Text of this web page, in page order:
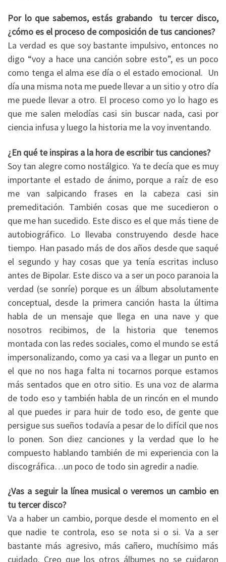
Por lo que sabemos, estás grabando tu tercer disco,
¿cómo es el proceso de composición de tus canciones?
La verdad es que soy bastante impulsivo, entonces no
digo “voy a hace una canción sobre esto”, es un poco
como tenga el alma ese día o el estado emocional. Un
día una misma nota me puede llevar a un sitio y otro día
me puede llevar a otro. El proceso como yo lo hago es
que me salen melodías casi sin buscar nada, casi por
ciencia infusa y luego la historia me la voy inventando.
¿En qué te inspiras a la hora de escribir tus canciones?
Soy tan alegre como nostálgico. Ya te decía que es muy
importante el estado de ánimo, porque a raíz de eso
me van salpicando frases en la cabeza casi sin
premeditación. También cosas que me sucedieron o
que me han sucedido. Este disco es el que más tiene de
autobiográfico. Lo llevaba construyendo desde hace
tiempo. Han pasado más de dos años desde que saqué
el segundo y hay cosas que ya tenía escritas incluso
antes de Bipolar. Este disco va a ser un poco paranoia la
verdad (se sonríe) porque es un álbum absolutamente
conceptual, desde la primera canción hasta la última
habla de un mensaje que llega en una nave y que
nosotros recibimos, de la historia que tenemos
montada con las redes sociales, como el mundo se está
impersonalizando, como ya casi va a llegar un punto en
el que no nos haga falta ni tocarnos porque estamos
más sentados que en otro sitio. Es una voz de alarma
de todo eso y también habla de un rincón en el mundo
al que puedes ir para huir de todo eso, de gente que
persigue sus sueños todavía a pesar de lo difícil que nos
lo ponen. Son diez canciones y la verdad que lo he
compuesto hablando también de mi experiencia con la
discográfica…un poco de todo sin agredir a nadie.
¿Vas a seguir la línea musical o veremos un cambio en
tu tercer disco?
Va a haber un cambio, porque desde el momento en el
que nadie te controla, eso se nota si o si. Va a ser
bastante más agresivo, más cañero, muchísimo más
cuidado. Creo que los otros álbumes no se cuidaron